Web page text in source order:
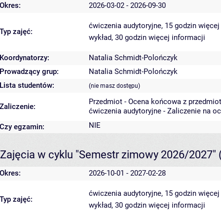
Okres: 2026-03-02 - 2026-09-30
Typ zajęć:
ćwiczenia audytoryjne, 15 godzin
wykład, 30 godzin więcej informacji
Koordynatorzy:
Natalia Schmidt-Polończyk
Prowadzący grup:
Natalia Schmidt-Polończyk
Lista studentów:
(nie masz dostępu)
Zaliczenie:
Przedmiot - Ocena końcowa z
ćwiczenia audytoryjne - Zaliczenie na
Czy egzamin:
NIE
Zajęcia w cyklu "Semestr zimowy 2026/2027"
Okres: 2026-10-01 - 2027-02-28
Typ zajęć:
ćwiczenia audytoryjne, 15 godzin
wykład, 30 godzin więcej informacji